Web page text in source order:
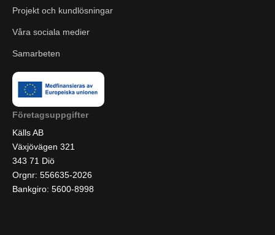
Projekt och kundlösningar
Våra sociala medier
Samarbeten
Företagsuppgifter
Källs AB
Växjövägen 321
343 71 Diö
Orgnr: 556635-2026
Bankgiro: 5600-8998